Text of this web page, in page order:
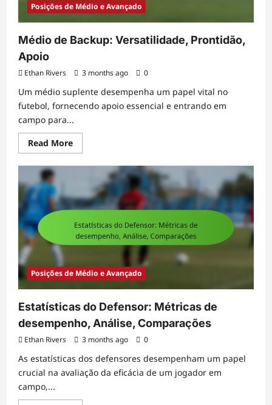
Posições de Médio e Avançado
Médio de Backup: Versatilidade, Prontidão,
Apoio
Ethan Rivers 3 months ago 0
Um médio suplente desempenha um papel vital no
futebol, fornecendo apoio essencial e entrando em
campo para...
Read MoreRead
more
Médio
Backup:
Versatilidade,
Prontidão,
Apoio
Posições de Médio e Avançado
Estatísticas do Defensor: Métricas de
desempenho, Análise, Comparações
Ethan Rivers 3 months ago 0
As estatísticas dos defensores desempenham um papel
crucial na avaliação da eficácia de um jogador em
campo,...